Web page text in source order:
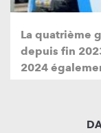
La quatrième
depuis fin
2024